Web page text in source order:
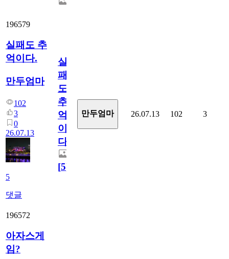
196579
실패도 추
억이다.
만두엄마
102
3
0
26.07.13
5
댓글
실
패
도
추
억
이
다.
[5]
만두엄마 26.07.13 102 3
196572
아자스게
임?